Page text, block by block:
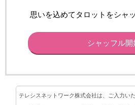
思いを込めてタロットをシャ
シャッフル開
テレシスネットワーク株式会社は、ご入力い